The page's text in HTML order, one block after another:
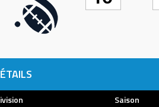
Saison